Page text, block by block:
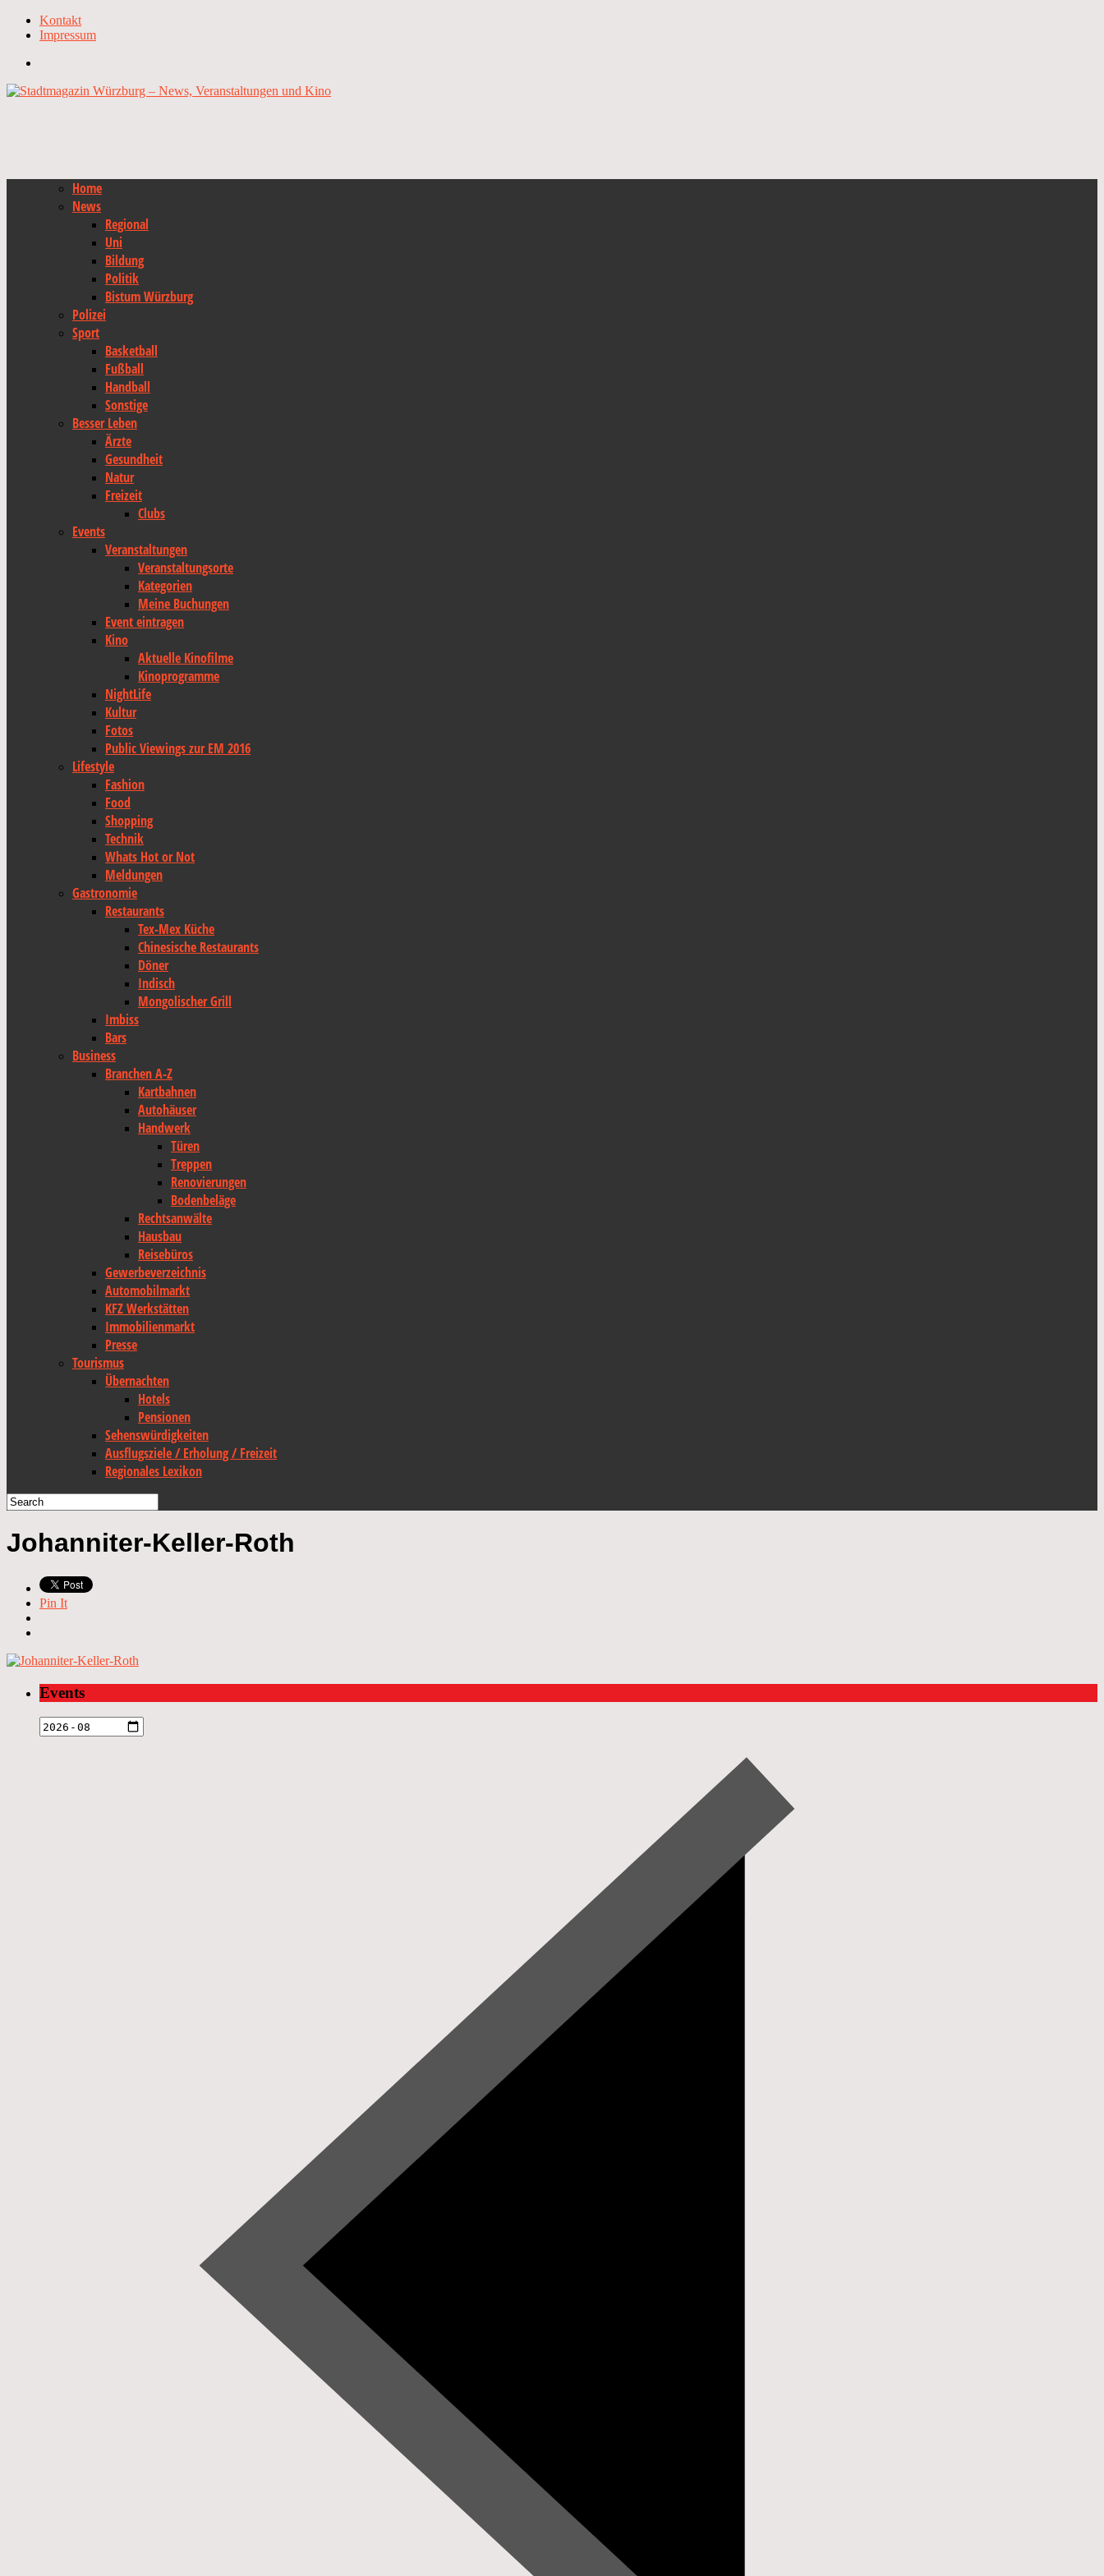
Kontakt
Impressum
Home
News
Regional
Uni
Bildung
Politik
Bistum Würzburg
Polizei
Sport
Basketball
Fußball
Handball
Sonstige
Besser Leben
Ärzte
Gesundheit
Natur
Freizeit
Clubs
Events
Veranstaltungen
Veranstaltungsorte
Kategorien
Meine Buchungen
Event eintragen
Kino
Aktuelle Kinofilme
Kinoprogramme
NightLife
Kultur
Fotos
Public Viewings zur EM 2016
Lifestyle
Fashion
Food
Shopping
Technik
Whats Hot or Not
Meldungen
Gastronomie
Restaurants
Tex-Mex Küche
Chinesische Restaurants
Döner
Indisch
Mongolischer Grill
Imbiss
Bars
Business
Branchen A-Z
Kartbahnen
Autohäuser
Handwerk
Türen
Treppen
Renovierungen
Bodenbeläge
Rechtsanwälte
Hausbau
Reisebüros
Gewerbeverzeichnis
Automobilmarkt
KFZ Werkstätten
Immobilienmarkt
Presse
Tourismus
Übernachten
Hotels
Pensionen
Sehenswürdigkeiten
Ausflugsziele / Erholung / Freizeit
Regionales Lexikon
Johanniter-Keller-Roth
Pin It
Events